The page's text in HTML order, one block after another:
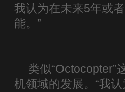
我认为在未来5年或
能。”
类似“Octocopter”
机领域的发展。“我